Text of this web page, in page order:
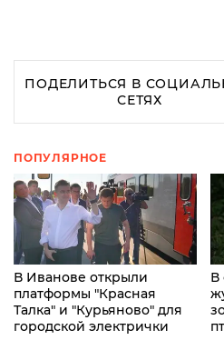
ПОДЕЛИТЬСЯ В
СЕТЯХ
ПОПУЛЯРНОЕ
В Иванове открыли
платформы "Красная
Талка" и "Курьяново" для
городской электрички
В